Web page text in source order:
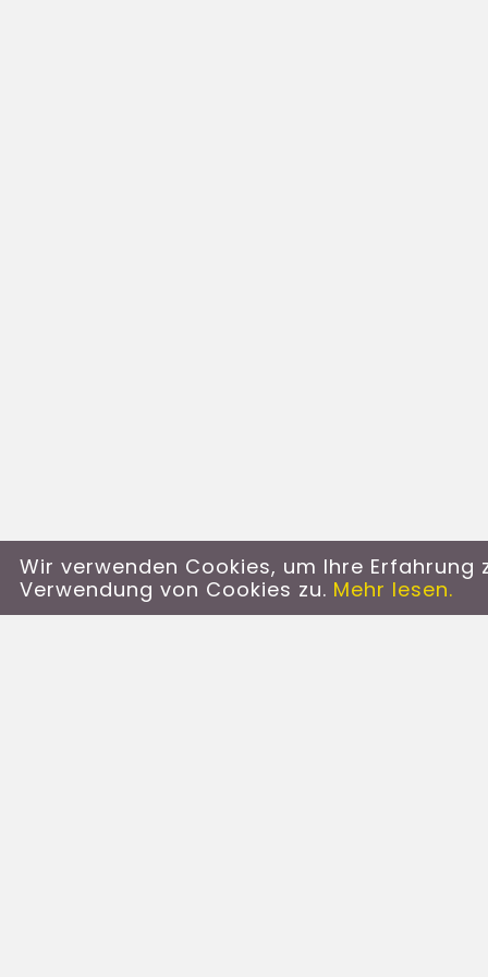
Wir verwenden Cookies, um Ihre
Verwendung von Cookies zu. Mehr lesen.